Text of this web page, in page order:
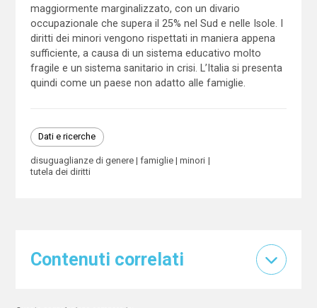
maggiormente marginalizzato, con un divario
occupazionale che supera il 25% nel Sud e nelle Isole. I
diritti dei minori vengono rispettati in maniera appena
sufficiente, a causa di un sistema educativo molto
fragile e un sistema sanitario in crisi. L’Italia si presenta
quindi come un paese non adatto alle famiglie.
Dati e ricerche
disuguaglianze di genere famiglie
minori
tutela dei diritti
Contenuti correlati